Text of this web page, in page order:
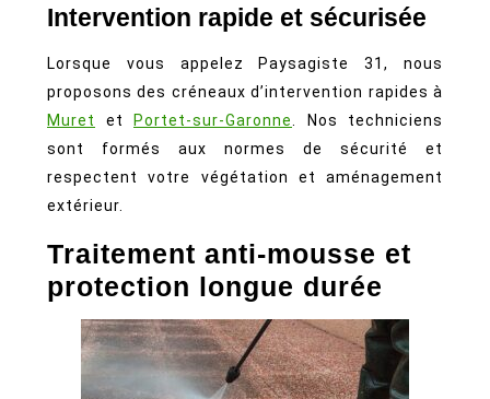
Intervention rapide et sécurisée
Lorsque vous appelez Paysagiste 31, nous
proposons des créneaux d’intervention rapides à
Muret
et Portet-sur-Garonne
. Nos techniciens
sont formés aux normes de sécurité et
respectent votre végétation et aménagement
extérieur.
Traitement anti-mousse et
protection longue durée